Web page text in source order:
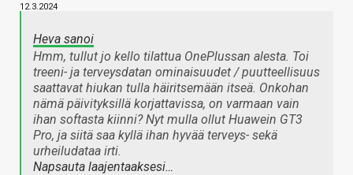
12.3.2024
Heva sanoi
Hmm, tullut jo kello tilattua OnePlussan alesta. Toi
treeni- ja terveysdatan ominaisuudet / puutteellisuus
saattavat hiukan tulla häiritsemään itseä. Onkohan
nämä päivityksillä korjattavissa, on varmaan vain
ihan softasta kiinni? Nyt mulla ollut Huawein GT3
Pro, ja siitä saa kyllä ihan hyvää terveys- sekä
urheiludataa irti.
Napsauta laajentaaksesi…